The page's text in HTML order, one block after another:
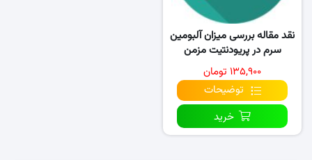
نقد مقاله بررسی میزان آلبومین
سرم در پریودنتیت مزمن
۱۳۵,۹۰۰ تومان
توضیحات
خرید